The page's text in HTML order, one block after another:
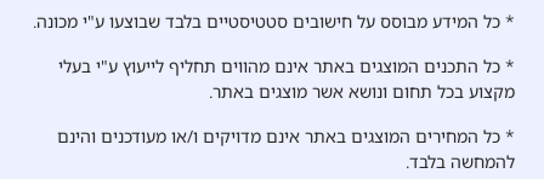
* כל המידע מבוסס על חישובים סטטיסטיים בלבד שבוצעו ע"י מכונה.
* כל התכנים המוצגים באתר אינם מהווים תחליף לייעוץ ע"י בעלי
מקצוע בכל תחום ונושא אשר מוצגים באתר.
* כל המחירים המוצגים באתר אינם מדויקים ו/או מעודכנים והינם
להמחשה בלבד.